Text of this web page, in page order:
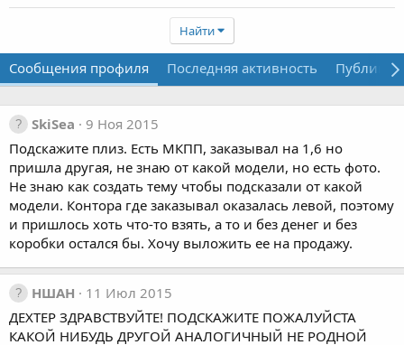
Найти
Сообщения профиля Последняя активность
SkiSea
9 Ноя 2015
Подскажите плиз. Есть МКПП, заказывал на 1,6 но
пришла другая, не знаю от какой модели, но есть фото.
Не знаю как создать тему чтобы подсказали от какой
модели. Контора где заказывал оказалась левой, поэтому
и пришлось хоть что-то взять, а то и без денег и без
коробки остался бы. Хочу выложить ее на продажу.
НШАН
11 Июл 2015
ДЕХТЕР ЗДРАВСТВУЙТЕ! ПОДСКАЖИТЕ ПОЖАЛУЙСТА
КАКОЙ НИБУДЬ ДРУГОЙ АНАЛОГИЧНЫЙ НЕ РОДНОЙ